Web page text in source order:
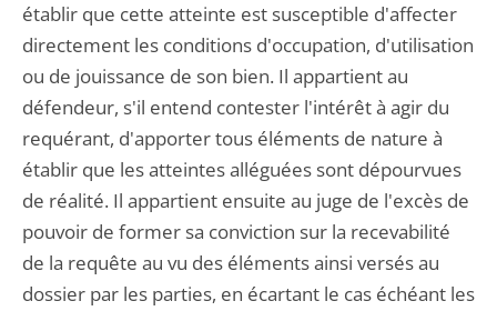
établir que cette atteinte est susceptible d'affecter
directement les conditions d'occupation, d'utilisation
ou de jouissance de son bien. Il appartient au
défendeur, s'il entend contester l'intérêt à agir du
requérant, d'apporter tous éléments de nature à
établir que les atteintes alléguées sont dépourvues
de réalité. Il appartient ensuite au juge de l'excès de
pouvoir de former sa conviction sur la recevabilité
de la requête au vu des éléments ainsi versés au
dossier par les parties, en écartant le cas échéant les